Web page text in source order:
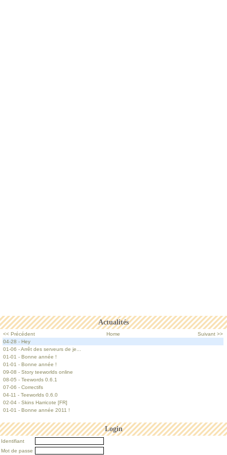
Actualités
<< Précédent Home
Suivant >>
04-28 - Hey
01-06 - Arrêt des serveurs de je...
01-01 - Bonne année !
01-01 - Bonne année !
09-08 - Story teeworlds online
08-05 - Teewords 0.6.1
07-06 - Correctifs
04-11 - Teeworlds 0.6.0
02-04 - Skins Harricote [FR]
01-01 - Bonne année 2011 !
Login
Identifiant
Mot de passe